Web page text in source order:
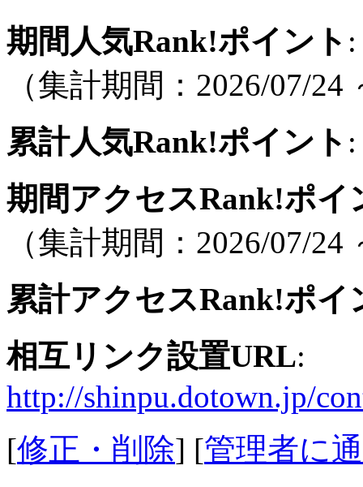
期間人気Rank!ポイント
（集計期間：2026/07/24
累計人気Rank!ポイント
期間アクセスRank!ポイ
（集計期間：2026/07/24
累計アクセスRank!ポイ
相互リンク設置URL:
http://shinpu.dotown.jp/
[修正・削除] [管理者に